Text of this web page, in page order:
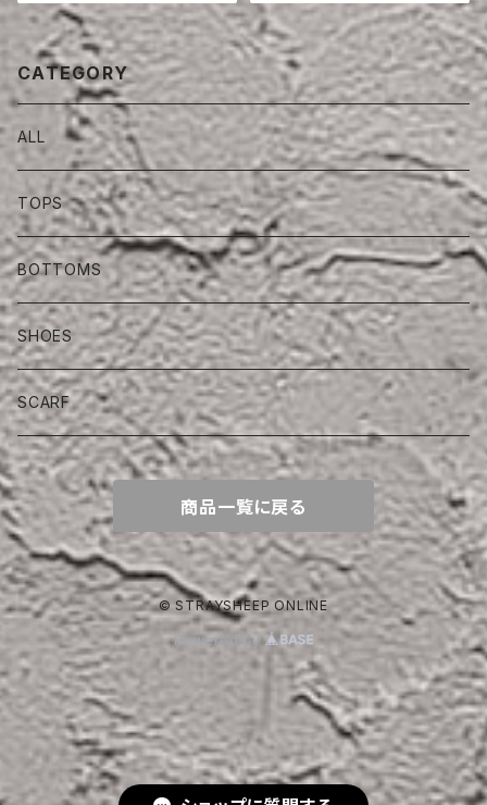
CATEGORY
ALL
TOPS
BOTTOMS
SHOES
SCARF
商品一覧に戻る
© STRAYSHEEP ONLINE
Powered by